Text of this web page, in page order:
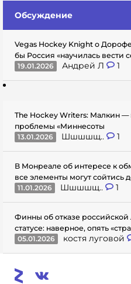
Обсуждение
Vegas Hockey Knight о
бы Россия «научилась вести
19.01.2026
Андрей Л 1
The Hockey Writers: Малкин
проблемы «Миннесоты
13.01.2026
Шшшшщ.. 1
В Монреале об интересе к
все элементы могут сойтись
11.01.2026
Шшшшщ.. 1
Финны об отказе
статусе: наверное, опять
05.01.2026
костя луговой